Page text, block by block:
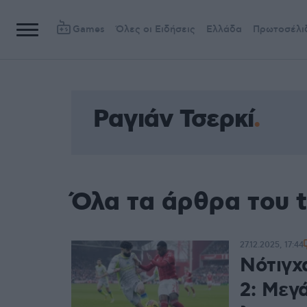
Games Όλες οι Ειδήσεις Ελλάδα
Ραγιάν Τσερκί
Όλα τα άρθρα του
2:
27.12.2025, 17:44